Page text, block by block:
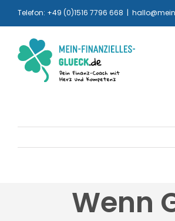
Zum
Inhalt
springen
Telefon: +49 (0)1516 7796 668 |
Wenn